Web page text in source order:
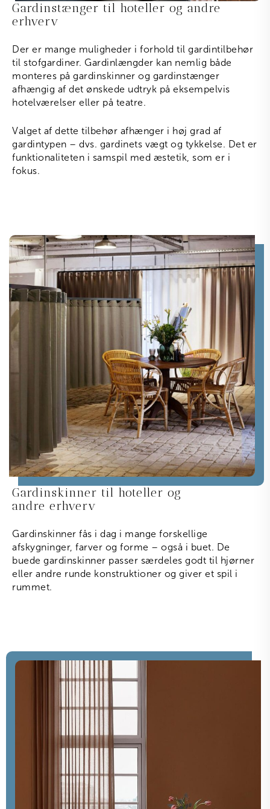
Gardinstænger til hoteller og andre
erhverv
Der er mange muligheder i forhold til gardintilbehør
til stofgardiner. Gardinlængder kan nemlig både
monteres på gardinskinner og gardinstænger
afhængig af det ønskede udtryk på eksempelvis
hotelværelser eller på teatre.
Valget af dette tilbehør afhænger i høj grad af
gardintypen – dvs. gardinets vægt og tykkelse. Det er
funktionaliteten i samspil med æstetik, som er i
fokus.
Gardinskinner til hoteller og
andre erhverv
Gardinskinner fås i dag i mange forskellige
afskygninger, farver og forme – også i buet. De
buede gardinskinner passer særdeles godt til hjørner
eller andre runde konstruktioner og giver et spil i
rummet.